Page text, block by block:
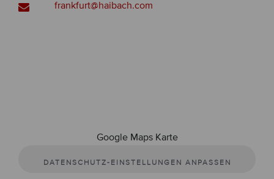
frankfurt@haibach.com
Google Maps Karte
DATENSCHUTZ-EINSTELLUNGEN ANPASSEN